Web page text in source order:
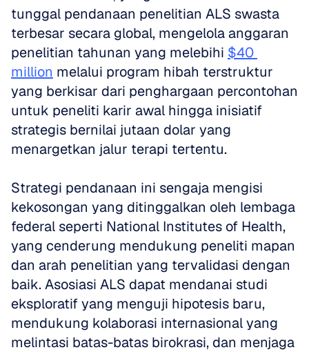
tunggal pendanaan penelitian ALS swasta
terbesar secara global, mengelola anggaran
penelitian tahunan yang melebihi $40
million melalui program hibah terstruktur
yang berkisar dari penghargaan percontohan
untuk peneliti karir awal hingga inisiatif
strategis bernilai jutaan dolar yang
menargetkan jalur terapi tertentu.
Strategi pendanaan ini sengaja mengisi
kekosongan yang ditinggalkan oleh lembaga
federal seperti National Institutes of Health,
yang cenderung mendukung peneliti mapan
dan arah penelitian yang tervalidasi dengan
baik. Asosiasi ALS dapat mendanai studi
eksploratif yang menguji hipotesis baru,
mendukung kolaborasi internasional yang
melintasi batas-batas birokrasi, dan menjaga